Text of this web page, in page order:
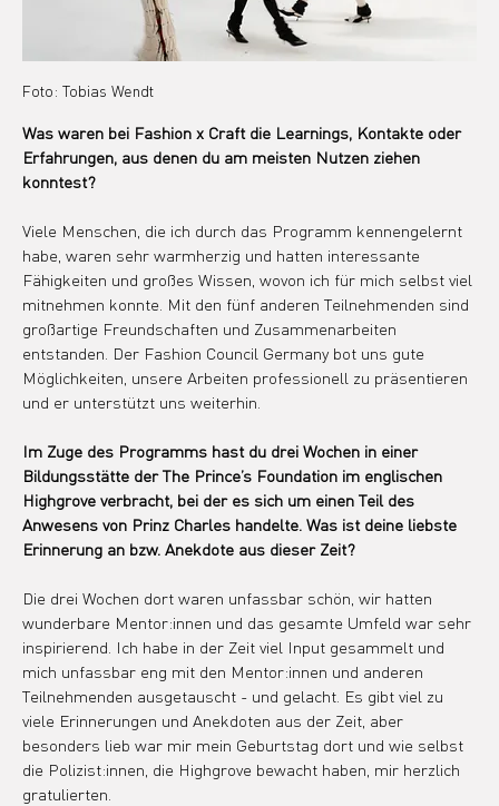
Foto: Tobias Wendt
Was waren bei Fashion x Craft die Learnings, Kontakte oder
Erfahrungen, aus denen du am meisten Nutzen ziehen
konntest?
Viele Menschen, die ich durch das Programm kennengelernt
habe, waren sehr warmherzig und hatten interessante
Fähigkeiten und großes Wissen, wovon ich für mich selbst viel
mitnehmen konnte. Mit den fünf anderen Teilnehmenden sind
großartige Freundschaften und Zusammenarbeiten
entstanden. Der Fashion Council Germany bot uns gute
Möglichkeiten, unsere Arbeiten professionell zu präsentieren
und er unterstützt uns weiterhin.
Im Zuge des Programms hast du drei Wochen in einer
Bildungsstätte der The Prince’s Foundation im englischen
Highgrove verbracht, bei der es sich um einen Teil des
Anwesens von Prinz Charles handelte. Was ist deine liebste
Erinnerung an bzw. Anekdote aus dieser Zeit?
Die drei Wochen dort waren unfassbar schön, wir hatten
wunderbare Mentor:innen und das gesamte Umfeld war sehr
inspirierend. Ich habe in der Zeit viel Input gesammelt und
mich unfassbar eng mit den Mentor:innen und anderen
Teilnehmenden ausgetauscht - und gelacht. Es gibt viel zu
viele Erinnerungen und Anekdoten aus der Zeit, aber
besonders lieb war mir mein Geburtstag dort und wie selbst
die Polizist:innen, die Highgrove bewacht haben, mir herzlich
gratulierten.